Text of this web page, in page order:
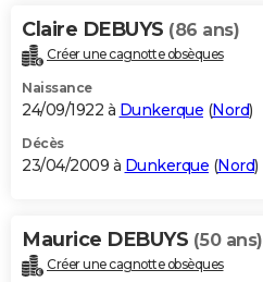
Claire DEBUYS (86 ans)
Créer une cagnotte obsèques
Naissance
24/09/1922 à Dunkerque (Nord)
Décès
23/04/2009 à Dunkerque (Nord)
Maurice DEBUYS (50 ans)
Créer une cagnotte obsèques